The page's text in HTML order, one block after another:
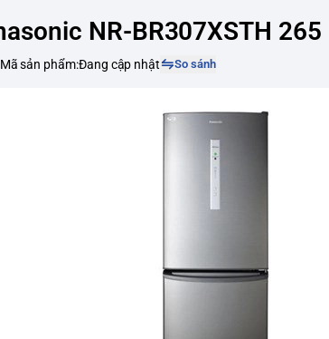
NR-BR307XSTH
Mã sản phẩm:Đang cập nhật So sánh